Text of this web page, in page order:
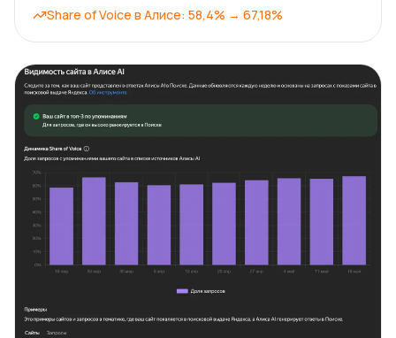
Share of Voice в Алисе: 58,4% → 67,18%